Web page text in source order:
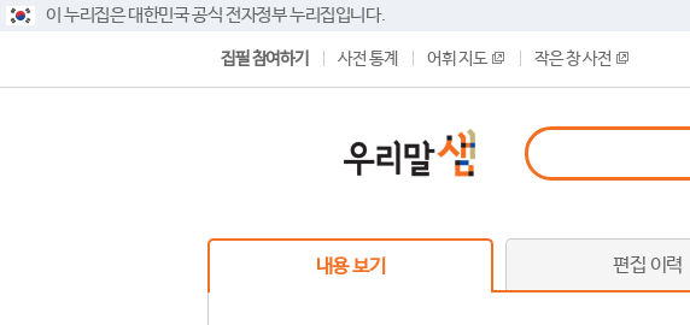
이 누리집은 대한민국 공식 전자정부 누리집입니다.
집필 참여하기 사전 통계 어휘 지도 작은 창 사전
내용 보기 편집 이력